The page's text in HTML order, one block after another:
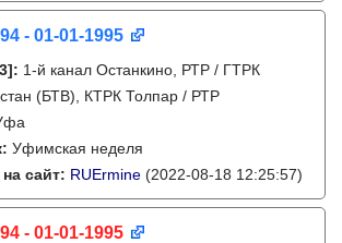
- 01-01-1995
: 1-й канал Останкино, РТР / ГТРК
(БТВ), КТРК Толпар / РТР
Уфимская неделя
сайт: RUErmine (2022-08-18 12:25:57)
- 01-01-1995